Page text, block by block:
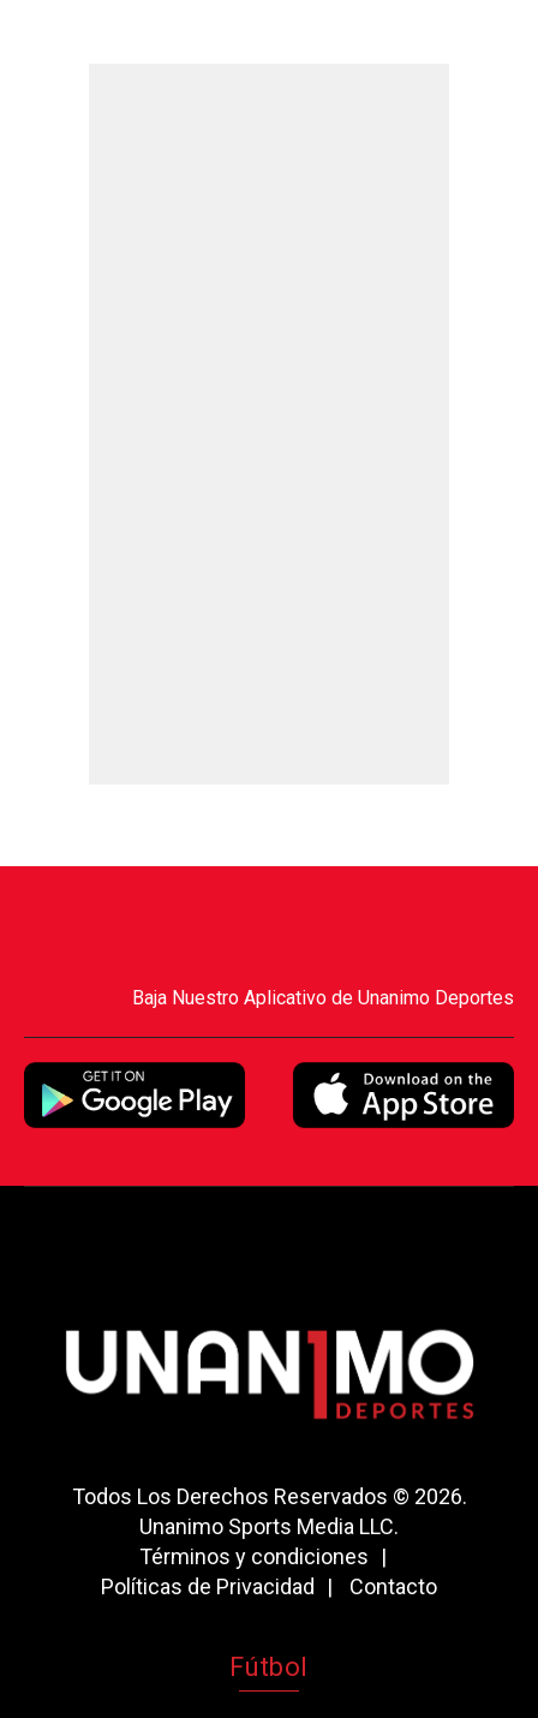
Baja Nuestro Aplicativo de Unanimo Deportes
Todos Los Derechos Reservados © 2026.
Unanimo Sports Media LLC.
Términos y condiciones
Políticas de Privacidad
Contacto
Fútbol